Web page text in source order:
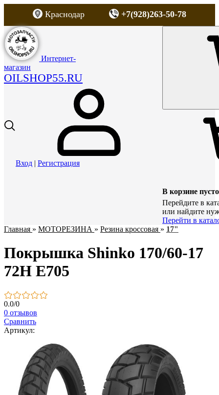
Краснодар +7(928)263-50-78
Интернет-
магазин
OILSHOP55.RU
Вход | Регистрация
В корзине пусто
Перейдите в
или найдите
Перейти в
Главная » МОТОРЕЗИНА » Резина кроссовая » 17"
Покрышка Shinko 170/60-17
72H E705
0.0/0
0 отзывов
Сравнить
Артикул: